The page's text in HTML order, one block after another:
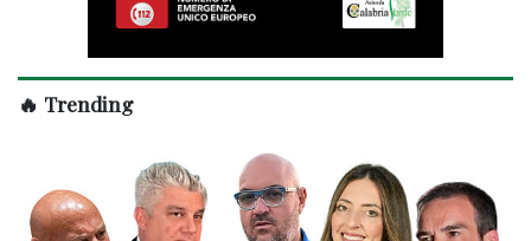
🔥 Trending